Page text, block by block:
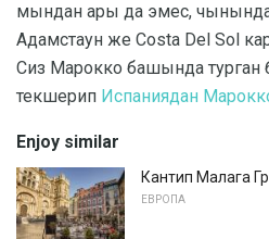
мындан ары да эмес,
Адамстаун же Costa Del Sol
Сиз Марокко башында турган
текшерип Испаниядан
Enjoy similar
Кантип Малага
ЕВРОПА